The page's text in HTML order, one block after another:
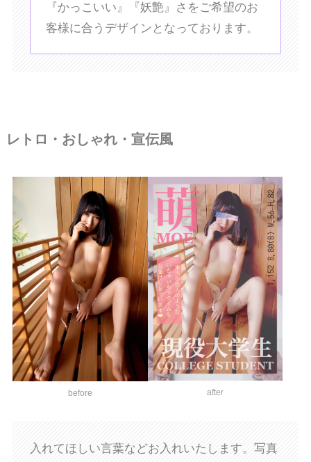
『かっこいい』『妖艶』さをご希望のお
客様に合うデザインとなっております。
レトロ・おしゃれ・宣伝風
before after
入れてほしい言葉などお入れいたします。写真